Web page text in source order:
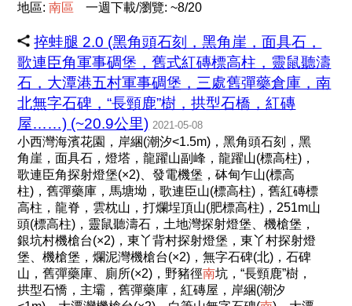
地區:南區 一週下載/瀏覽: ~8/20
捽蛙腿 2.0 (黑角頭石刻，黑角崖，面具石，
歌連臣角軍事碉堡，舊式紅磚標高柱，靈鼠聽濤
石，大潭港五村軍事碉堡，三處舊彈藥倉庫，南
北無字石碑，“長頸鹿”樹，拱型石橋，紅磚
屋……) (~20.9公里) 2021-05-08
小西灣海濱花園，岸綑(潮汐<1.5m)，黑角頭石刻，黑
角崖，面具石，燈塔，龍躍山副峰，龍躍山(標高柱)，
歌連臣角探射燈堡(×2)、發電機堡，砵甸乍山(標高
柱)，舊彈藥庫，馬塘坳，歌連臣山(標高柱)，舊紅磚標
高柱，龍脊，雲枕山，打爛埕頂山(肥標高柱)，251m山
頭(標高柱)，靈鼠聽濤石，土地灣探射燈堡、機槍堡，
銀坑村機槍台(×2)，東丫背村探射燈堡，東丫村探射燈
堡、機槍堡，爛泥灣機槍台(×2)，無字石碑(北)，石碑
山，舊彈藥庫、廁所(×2)，野豬徑南坑，“長頸鹿”樹，
拱型石憍，主壩，舊彈藥庫，紅磚屋，岸綑(潮汐